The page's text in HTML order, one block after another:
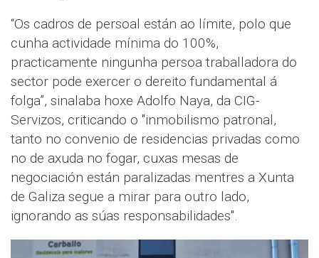
“Os cadros de persoal están ao límite, polo que
cunha actividade mínima do 100%,
practicamente ningunha persoa traballadora do
sector pode exercer o dereito fundamental á
folga”, sinalaba hoxe Adolfo Naya, da CIG-
Servizos, criticando o "inmobilismo patronal,
tanto no convenio de residencias privadas como
no de axuda no fogar, cuxas mesas de
negociación están paralizadas mentres a Xunta
de Galiza segue a mirar para outro lado,
ignorando as súas responsabilidades".